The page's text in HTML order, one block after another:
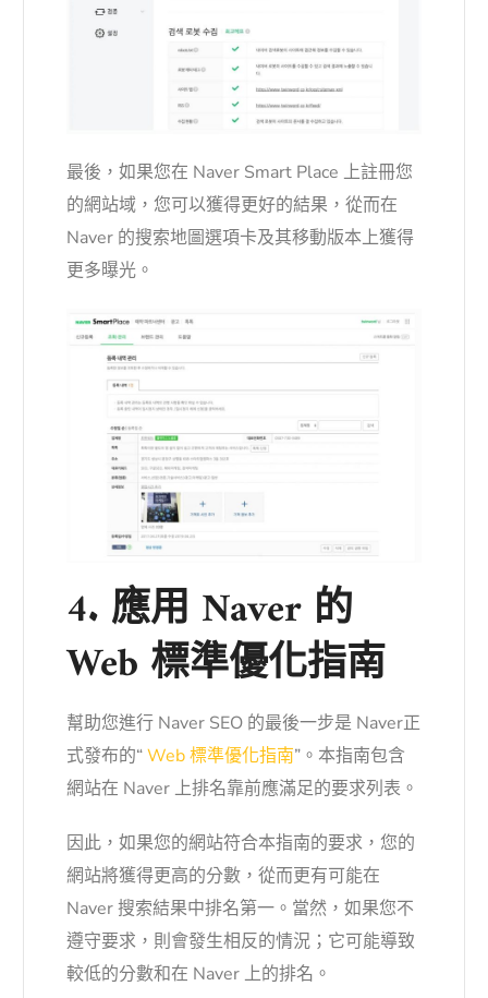
最後，如果您在 Naver Smart Place 上註冊您
的網站域，您可以獲得更好的結果，從而在
Naver 的搜索地圖選項卡及其移動版本上獲得
更多曝光。
4. 應用 Naver 的
Web 標準優化指南
幫助您進行 Naver SEO 的最後一步是 Naver正
式發布的“Web 標準優化指南”。本指南包含
網站在 Naver 上排名靠前應滿足的要求列表。
因此，如果您的網站符合本指南的要求，您的
網站將獲得更高的分數，從而更有可能在
Naver 搜索結果中排名第一。當然，如果您不
遵守要求，則會發生相反的情況；它可能導致
較低的分數和在 Naver 上的排名。